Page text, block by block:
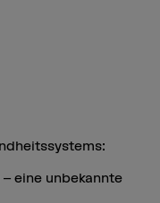
eine unbekannte